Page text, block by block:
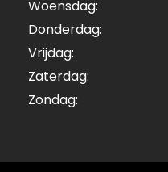
Woensdag:
Donderdag:
Vrijdag:
Zaterdag:
Zondag: